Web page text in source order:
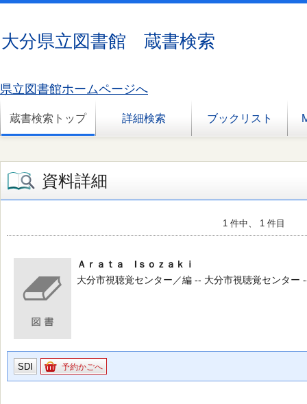
大分県立図書館 蔵書検索
県立図書館ホームページへ
蔵書検索トップ 詳細検索 ブックリスト
資料詳細
1 件中、 1 件目
Ａｒａｔａ Iｓｏｚａｋｉ
大分市視聴覚センター／編 -- 大分市視聴覚センター
SDI 予約かごへ